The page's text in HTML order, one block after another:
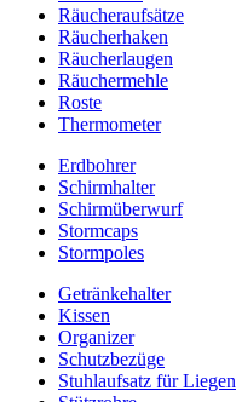
Räucheraufsätze
Räucherhaken
Räucherlaugen
Räuchermehle
Roste
Thermometer
Erdbohrer
Schirmhalter
Schirmüberwurf
Stormcaps
Stormpoles
Getränkehalter
Kissen
Organizer
Schutzbezüge
Stuhlaufsatz für Liegen